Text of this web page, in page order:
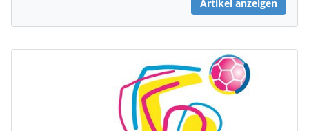
Artikel anzeigen